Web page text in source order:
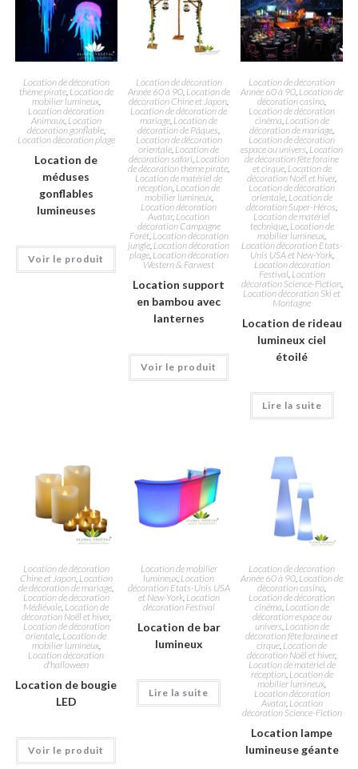
Location de décoration
thème pirate, Location de
mobilier lumineux,
Location décoration
Animaux, Location
décoration gonflable,
Location décoration plage
Location de
méduses
gonflables
lumineuses
Voir le produit
Location de décoration
Année 60 à 90, Location de
décoration Chine et Japon
Location de décoration de
mariage Location de
décoration de Pâques
Location de décoration
orientale Location de
décoration safari, Location
de décoration thème pirate
Location de matériel de
réception Location de
mobilier lumineux,
Location décoration
Avatar, Location
décoration Campagne
Forêt, Location décoration
jungle Location décoration
plage, Location décoration
Western & Farwest
Location support
en bambou avec
lanternes
Voir le produit
Location de décoration
Année 60 à 90 Location de
décoration casino
Location de décoration
cinéma Location de
décoration de mariage
Location de décoration
espace ou univers Location
de décoration fête foraine
et cirque, Location de
décoration Noël et hiver,
Location de décoration
orientale, Location de
décoration Super-Héros
Location de matériel
technique, Location de
mobilier lumineux
Location décoration Etats-
Unis USA et New-York,
Location décoration
Festival, Location
décoration Science-Fiction,
Location décoration Ski et
Montagne
Location de rideau
lumineux ciel
étoilé
Lire la suite
Location de décoration
Chine et Japon, Location
de décoration de mariage
Location de décoration
Médiévale Location de
décoration Noël et hiver,
Location de décoration
orientale Location de
mobilier lumineux,
Location décoration
d'halloween
Location de bougie
LED
Voir le produit
Location de mobilier
lumineux Location
décoration Etats-Unis USA
et New-York, Location
décoration Festival
Location de bar
lumineux
Lire la suite
Location de décoration
Année 60 à 90 Location de
décoration casino
Location de décoration
cinéma Location de
décoration espace ou
univers Location de
décoration fête foraine et
cirque Location de
décoration Noël et hiver,
Location de matériel de
réception, Location de
mobilier lumineux
Location décoration
Avatar, Location
décoration Science-Fiction
Location lampe
lumineuse géante